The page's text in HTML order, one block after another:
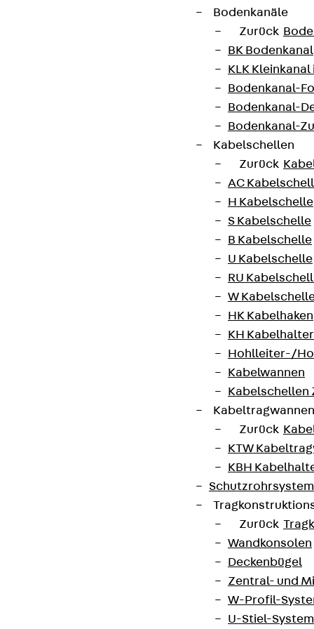
Bodenkanäle
Zurück
BK Bodenkanal
KLK
Bodenkanal-
Bodenkanal-
Bodenkanal-
Kabelschellen
Zurück
AC
H Kabelschelle
S Kabelschelle
B Kabelschelle
U Kabelschelle
RU
W
HK Kabelhaken
KH Kabelhalter
Hohlleiter-/
Kabelwannen
Kabelschellen
Zurück
KTW
KBH
Zurück
Wandkonsolen
Deckenbügel
Zentral- und
W-Profil-
U-Stiel-System
Produktneuheiten, Referenzen und aktuellen
Partner von Anfang bis Zukunft.